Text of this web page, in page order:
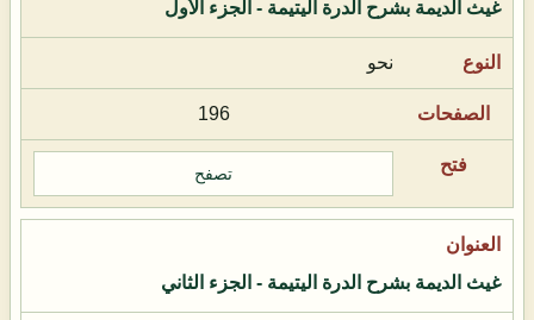
غيث الديمة بشرح الدرة اليتيمة - الجزء الأول
نحو
196
تصفح
غيث الديمة بشرح الدرة اليتيمة - الجزء الثاني